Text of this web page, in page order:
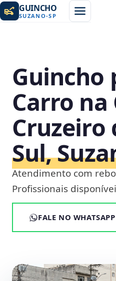
GUINCHO
SUZANO-SP
Guincho
Carro na
Cruzeiro
Sul,
Atendimento com
Profissionais
FALE NO WHATSAPP